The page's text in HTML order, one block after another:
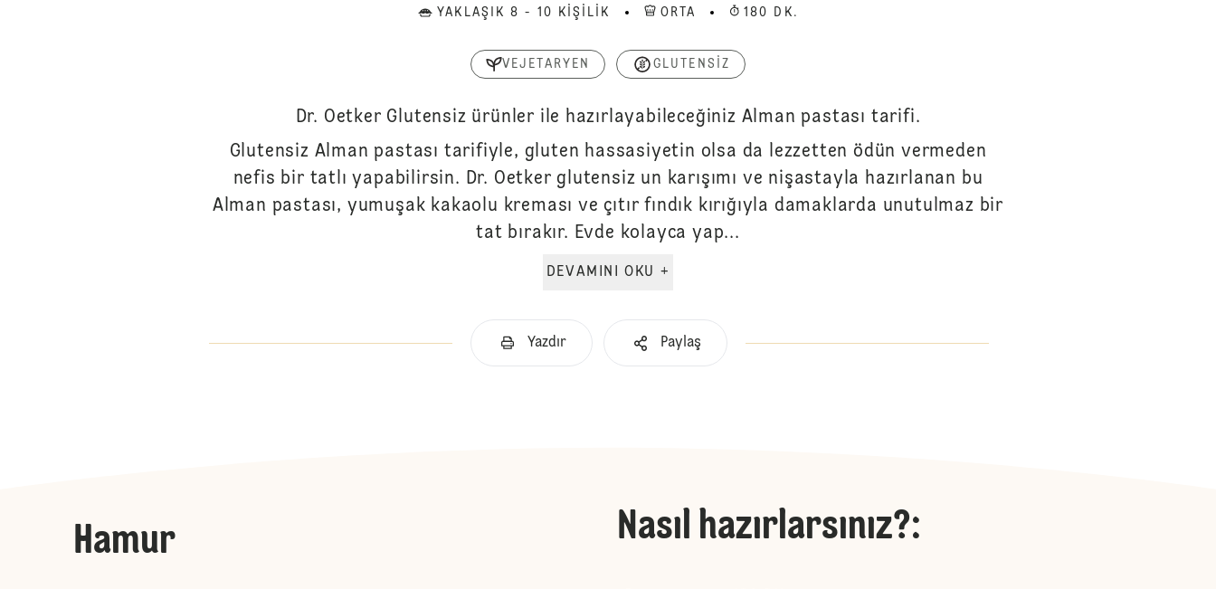
YAKLAŞIK 8 - 10 KIŞILIK ORTA 180 DK.
VEJETARYEN GLUTENSIZ
Dr. Oetker Glutensiz ürünler ile hazırlayabileceğiniz Alman pastası tarifi.
Glutensiz Alman pastası tarifiyle, gluten hassasiyetin olsa da lezzetten ödün vermeden
nefis bir tatlı yapabilirsin. Dr. Oetker glutensiz un karışımı ve nişastayla hazırlanan bu
Alman pastası, yumuşak kakaolu kreması ve çıtır fındık kırığıyla damaklarda unutulmaz bir
tat bırakır. Evde kolayca yap...
DEVAMINI OKU +
Yazdır Paylaş
Hamur Nasıl hazırlarsınız?: